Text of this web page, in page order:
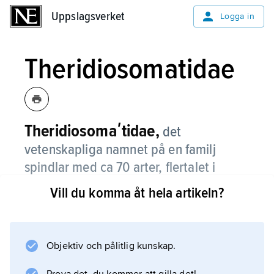
Uppslagsverket Logga in
Theridiosomatidae
Theridiosomaʹtidae, det
vetenskapliga namnet på en familj
spindlar med ca 70 arter, flertalet i
tropikerna.
, som har 1,5–3 mm lång kropp och tillverkar
Vill du komma åt hela artikeln?
Objektiv och pålitlig kunskap.